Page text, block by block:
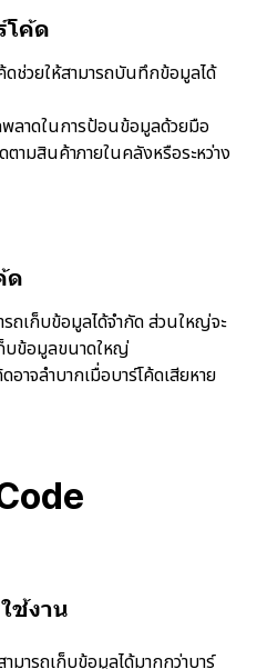
โค้ด
ดช่วยให้สามารถบันทึกข้อมูลได้
ลาดในการป้อนข้อมูลด้วยมือ
ตามสินค้าภายในคลังหรือระหว่าง
ด
รถเก็บข้อมูลได้จำกัด ส่วนใหญ่จะ
ก็บข้อมูลขนาดใหญ่
อาจลำบากเมื่อบาร์โค้ดเสียหาย
ช้งาน
มารถเก็บข้อมูลได้มากกว่าบาร์